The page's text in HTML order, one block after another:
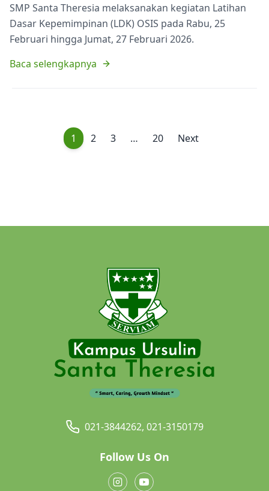
SMP Santa Theresia melaksanakan kegiatan Latihan
Dasar Kepemimpinan (LDK) OSIS pada Rabu, 25
Februari hingga Jumat, 27 Februari 2026.
Baca selengkapnya
1 2 3 … 20 Next
021-3844262, 021-3150179
Follow Us On